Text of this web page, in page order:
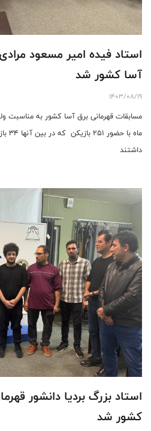
استاد فیده امیر مسعود
آسا کشور شد
1403/08/19
داشتند
استاد بزرگ بردیا دانشور
کشور شد